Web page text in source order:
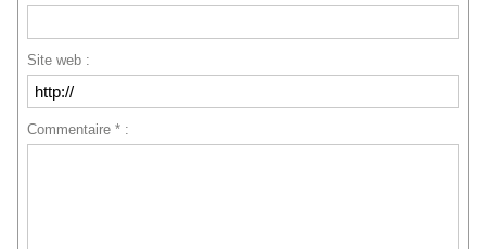
Site web :
Commentaire * :